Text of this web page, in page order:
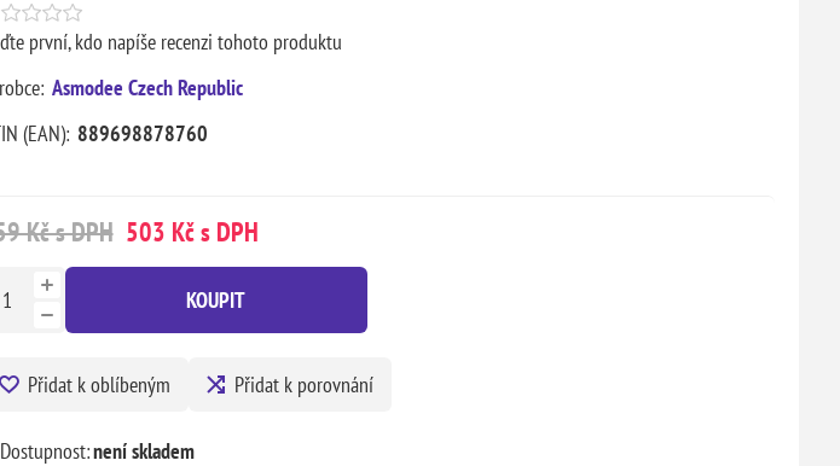
první, kdo napíše recenzi tohoto produktu
Asmodee Czech Republic
(EAN): 889698878760
Kč s DPH 503 Kč s DPH
KOUPIT
Přidat k oblíbeným Přidat k porovnání
Dostupnost:není skladem